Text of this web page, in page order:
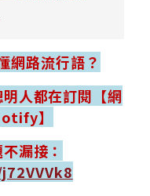
網路流行語？
人都在訂閱【網
】
漏接：